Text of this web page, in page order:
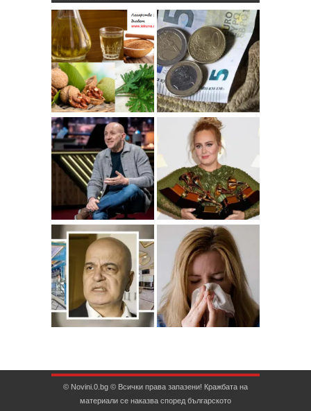
© Novini.0.bg © Всички права запазени! Кражбата на
материали се наказва според българското